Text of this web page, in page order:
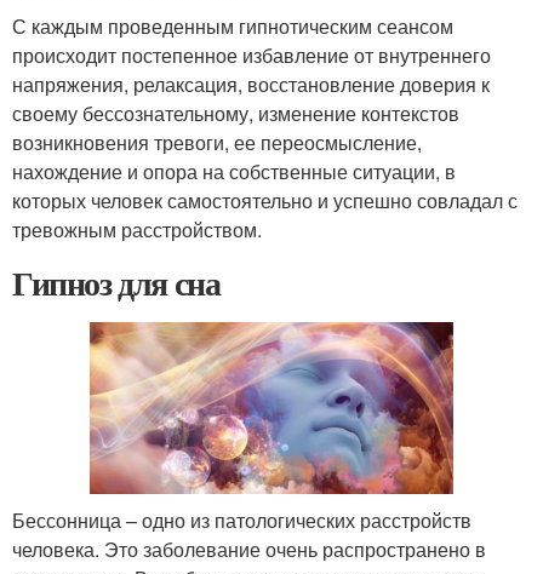
С каждым проведенным гипнотическим сеансом
происходит постепенное избавление от внутреннего
напряжения, релаксация, восстановление доверия к
своему бессознательному, изменение контекстов
возникновения тревоги, ее переосмысление,
нахождение и опора на собственные ситуации, в
которых человек самостоятельно и успешно совладал с
тревожным расстройством.
Гипноз для сна
Бессонница – одно из патологических расстройств
человека. Это заболевание очень распространено в